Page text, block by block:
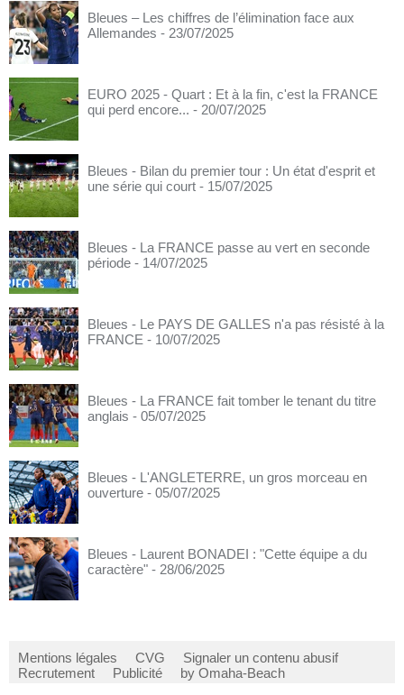
Bleues – Les chiffres de l’élimination face aux
Allemandes - 23/07/2025
EURO 2025 - Quart : Et à la fin, c'est la FRANCE
qui perd encore... - 20/07/2025
Bleues - Bilan du premier tour : Un état d'esprit et
une série qui court - 15/07/2025
Bleues - La FRANCE passe au vert en seconde
période - 14/07/2025
Bleues - Le PAYS DE GALLES n'a pas résisté à la
FRANCE - 10/07/2025
Bleues - La FRANCE fait tomber le tenant du titre
anglais - 05/07/2025
Bleues - L'ANGLETERRE, un gros morceau en
ouverture - 05/07/2025
Bleues - Laurent BONADEI : "Cette équipe a du
caractère" - 28/06/2025
Mentions légales CVG
Signaler un contenu abusif
Recrutement
Publicité by Omaha-Beach